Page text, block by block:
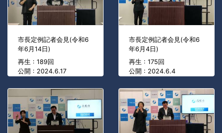
市長定例記者会見(令和6
年6月14日)
再生 : 189回
公開 : 2024.6.17
市長定例記者会見(令和6
年6月4日)
再生 : 175回
公開 : 2024.6.4